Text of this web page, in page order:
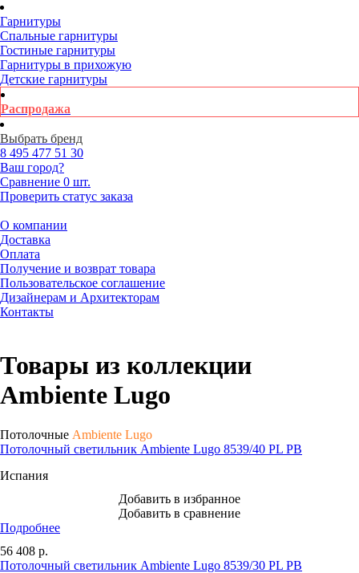
Гарнитуры
Спальные гарнитуры
Гостиные гарнитуры
Гарнитуры в прихожую
Детские гарнитуры
Распродажа
Выбрать бренд
8 495 477 51 30
Ваш город?
Сравнение 0 шт.
Проверить статус заказа
О компании
Доставка
Оплата
Получение и возврат товара
Пользовательское соглашение
Дизайнерам и Архитекторам
Контакты
Товары из коллекции
Ambiente Lugo
Потолочные Ambiente Lugo
Потолочный светильник Ambiente Lugo 8539/40 PL PB
Испания
Добавить в избранное
Добавить в сравнение
Подробнее
56 408 р.
Потолочный светильник Ambiente Lugo 8539/30 PL PB